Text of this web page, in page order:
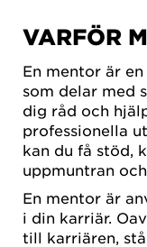
VARFÖR
En mentor är
som delar med
dig råd och
professionella
kan du få stöd,
uppmuntran
En mentor är
i din karriär.
till karriären,